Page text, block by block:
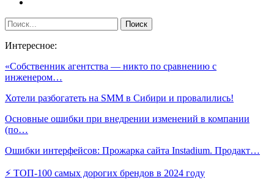
Интересное:
«Собственник агентства — никто по сравнению с
инженером…
Хотели разбогатеть на SMM в Сибири и провалились!
Основные ошибки при внедрении изменений в компании
(по…
Ошибки интерфейсов: Прожарка сайта Instadium. Продакт…
⚡️ ТОП-100 самых дорогих брендов в 2024 году